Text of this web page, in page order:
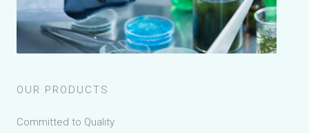
OUR PRODUCTS
Committed to Quality